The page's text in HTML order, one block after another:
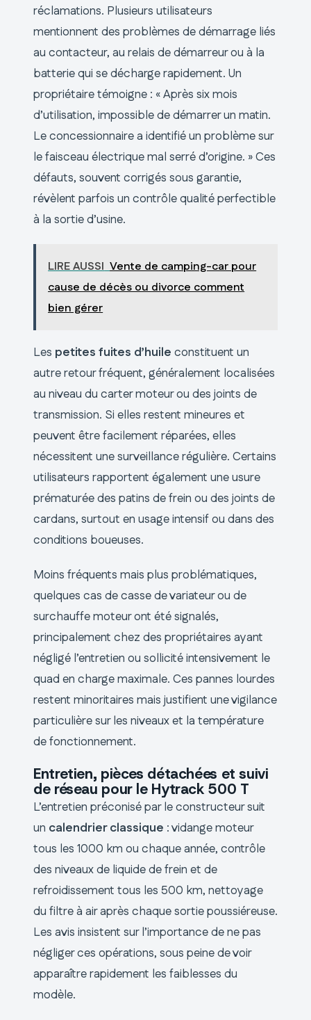
réclamations. Plusieurs utilisateurs
mentionnent des problèmes de démarrage liés
au contacteur, au relais de démarreur ou à la
batterie qui se décharge rapidement. Un
propriétaire témoigne : « Après six mois
d’utilisation, impossible de démarrer un matin.
Le concessionnaire a identifié un problème sur
le faisceau électrique mal serré d’origine. » Ces
défauts, souvent corrigés sous garantie,
révèlent parfois un contrôle qualité perfectible
à la sortie d’usine.
LIRE AUSSI Vente de camping-car pour
cause de décès ou divorce comment
bien gérer
Les petites fuites d’huile constituent un
autre retour fréquent, généralement localisées
au niveau du carter moteur ou des joints de
transmission. Si elles restent mineures et
peuvent être facilement réparées, elles
nécessitent une surveillance régulière. Certains
utilisateurs rapportent également une usure
prématurée des patins de frein ou des joints de
cardans, surtout en usage intensif ou dans des
conditions boueuses.
Moins fréquents mais plus problématiques,
quelques cas de casse de variateur ou de
surchauffe moteur ont été signalés,
principalement chez des propriétaires ayant
négligé l’entretien ou sollicité intensivement le
quad en charge maximale. Ces pannes lourdes
restent minoritaires mais justifient une vigilance
particulière sur les niveaux et la température
de fonctionnement.
Entretien, pièces détachées et suivi
de réseau pour le Hytrack 500 T
L’entretien préconisé par le constructeur suit
un calendrier classique : vidange moteur
tous les 1000 km ou chaque année, contrôle
des niveaux de liquide de frein et de
refroidissement tous les 500 km, nettoyage
du filtre à air après chaque sortie poussiéreuse.
Les avis insistent sur l’importance de ne pas
négliger ces opérations, sous peine de voir
apparaître rapidement les faiblesses du
modèle.